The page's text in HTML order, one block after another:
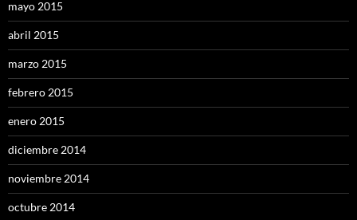
mayo 2015
abril 2015
marzo 2015
febrero 2015
enero 2015
diciembre 2014
noviembre 2014
octubre 2014